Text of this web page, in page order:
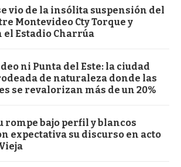
vio de la insólita suspensión del
Montevideo Cty Torque y
el Estadio Charrúa
ni Punta del Este: la ciudad
de naturaleza donde las
se revalorizan más de un 20%
rompe bajo perfil y blancos
expectativa su discurso en acto